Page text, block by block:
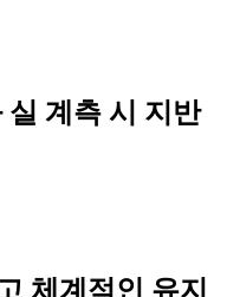
계측 시 지반
체계적인 유지